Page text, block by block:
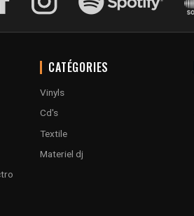
CATÉGORIES
Vinyls
Cd's
Textile
Materiel dj